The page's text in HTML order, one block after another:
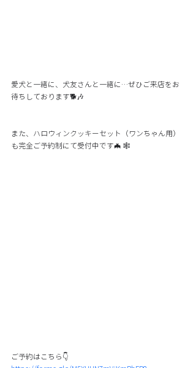
愛犬と一緒に、犬友さんと一緒に…ぜひご来店をお
待ちしております🐕🎶
また、ハロウィンクッキーセット（ワンちゃん用）
も完全ご予約制にて受付中です🦇 🕸️
ご予約はこちら👇